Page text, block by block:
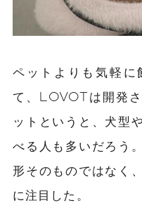
ペットよりも気軽に
て、LOVOTは開発
ットというと、犬型
べる人も多いだろう
形そのものではなく
に注目した。